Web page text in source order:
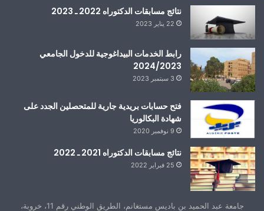
نتائج مسابقات الدكتوراه 2022 ـ 2023
22 يناير 2023
رابط الخدمات البيداغوجية للدخول الجامعي
2024/2023
3 سبتمبر 2023
فتح حسابات بريدية جارية للمتحصلين الجدد على
شهادة البكالوريا
9 نوفمبر 2020
نتائج مسابقات الدكتوراه 2021 ـ 2022
25 فبراير 2022
جامعة عبد الحميد بن باديس مستغانم، الطريق الوطني رقم 11، خروبة،